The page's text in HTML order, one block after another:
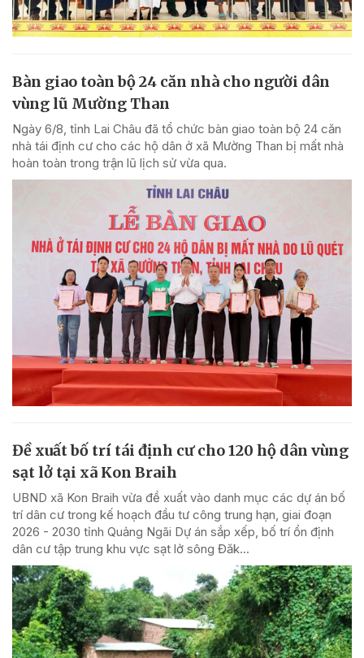
Bàn giao toàn bộ 24 căn nhà cho người dân
vùng lũ Mường Than
Ngày 6/8, tỉnh Lai Châu đã tổ chức bàn giao toàn bộ 24 căn
nhà tái định cư cho các hộ dân ở xã Mường Than bị mất nhà
hoàn toàn trong trận lũ lịch sử vừa qua.
Đề xuất bố trí tái định cư cho 120 hộ dân vùng
sạt lở tại xã Kon Braih
UBND xã Kon Braih vừa đề xuất vào danh mục các dự án bố
trí dân cư trong kế hoạch đầu tư công trung hạn, giai đoạn
2026 - 2030 tỉnh Quảng Ngãi Dự án sắp xếp, bố trí ổn định
dân cư tập trung khu vực sạt lở sông Đăk...